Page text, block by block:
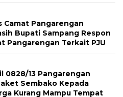
Camat Pangarengan
Bupati Sampang Respon
Pangarengan Terkait PJU
0828/13 Pangarengan
Sembako Kepada
Kurang Mampu Tempat